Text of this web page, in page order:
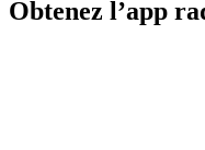
Obtenez l’app